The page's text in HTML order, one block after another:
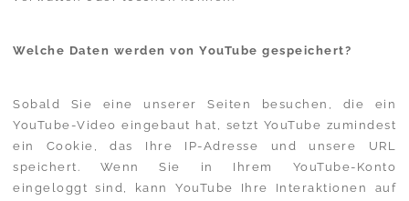
Welche Daten werden von YouTube gespeichert?
Sobald Sie eine unserer Seiten besuchen, die ein
YouTube-Video eingebaut hat, setzt YouTube zumindest
ein Cookie, das Ihre IP-Adresse und unsere URL
speichert. Wenn Sie in Ihrem YouTube-Konto
eingeloggt sind, kann YouTube Ihre Interaktionen auf